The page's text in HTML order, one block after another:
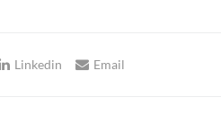
Linkedin Email